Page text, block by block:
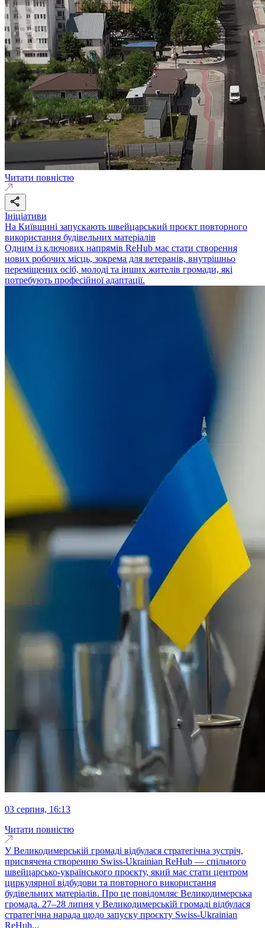
Читати повністю
Ініціативи
На Київщині запускають швейцарський проєкт повторного
використання будівельних матеріалів
Одним із ключових напрямів ReHub має стати створення
нових робочих місць, зокрема для ветеранів, внутрішньо
переміщених осіб, молоді та інших жителів громади, які
потребують професійної адаптації.
03 серпня, 16:13
Читати повністю
У Великодимерській громаді відбулася стратегічна зустріч,
присвячена створенню Swiss-Ukrainian ReHub — спільного
швейцарсько-українського проєкту, який має стати центром
циркулярної відбудови та повторного використання
будівельних матеріалів. Про це повідомляє Великодимерська
громада. 27–28 липня у Великодимерській громаді відбулася
стратегічна нарада щодо запуску проєкту Swiss-Ukrainian
ReHub...